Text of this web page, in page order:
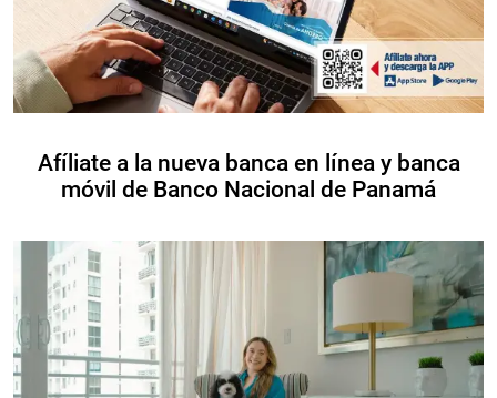
Afíliate a la nueva banca en línea y banca
móvil de Banco Nacional de Panamá